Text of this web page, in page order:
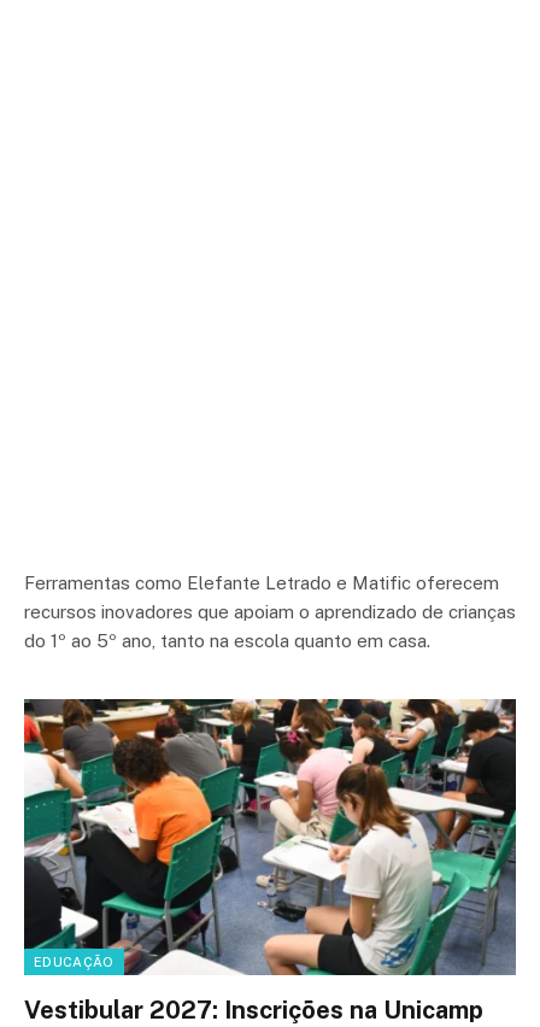
Ferramentas como Elefante Letrado e Matific oferecem
recursos inovadores que apoiam o aprendizado de crianças
do 1º ao 5º ano, tanto na escola quanto em casa.
EDUCAÇÃO
Vestibular 2027: Inscrições na Unicamp